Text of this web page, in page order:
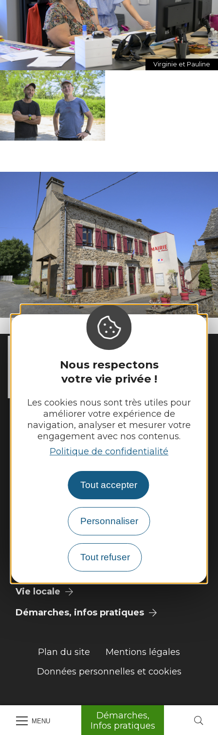
Nous respectons
votre vie privée !
Les cookies nous sont très utiles pour
améliorer votre expérience de
navigation, analyser et mesurer votre
engagement avec nos contenus.
Politique de confidentialité
Tout accepter
Personnaliser
Tout refuser
MENU
Démarches,
Infos pratiques
Virginie et Pauline
15 chemin de l’Estang
12160 Manhac
Horaires d'ouverture :
Lundi et mardi de 8h45 à 12h30 et de 14h
à 17h15
Jeudi et vendredi de 8h45 à 12h30
Nous contacter
Panneau pocket
Vie municipale
Vie locale
Démarches, infos pratiques
Plan du site
Mentions légales
Données personnelles et cookies